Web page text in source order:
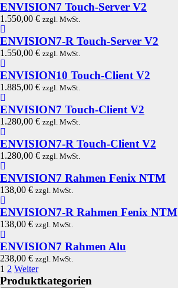
ENVISION7 Touch-Server V2
1.550,00 € zzgl. MwSt.
ENVISION7-R Touch-Server V2
1.550,00 € zzgl. MwSt.
ENVISION10 Touch-Client V2
1.885,00 € zzgl. MwSt.
ENVISION7 Touch-Client V2
1.280,00 € zzgl. MwSt.
ENVISION7-R Touch-Client V2
1.280,00 € zzgl. MwSt.
ENVISION7 Rahmen Fenix NTM
138,00 € zzgl. MwSt.
ENVISION7-R Rahmen Fenix NTM
138,00 € zzgl. MwSt.
ENVISION7 Rahmen Alu
238,00 € zzgl. MwSt.
1 2 Weiter
Produktkategorien